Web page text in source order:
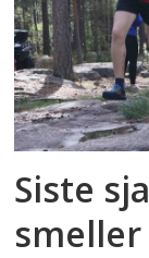
Siste
smeller